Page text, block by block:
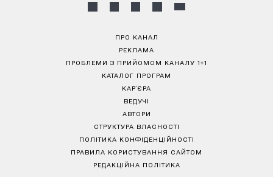
ПРО КАНАЛ
РЕКЛАМА
ПРОБЛЕМИ З ПРИЙОМОМ КАНАЛУ 1+1
КАТАЛОГ ПРОГРАМ
КАР’ЄРА
ВЕДУЧІ
АВТОРИ
СТРУКТУРА ВЛАСНОСТІ
ПОЛІТИКА КОНФІДЕНЦІЙНОСТІ
ПРАВИЛА КОРИСТУВАННЯ САЙТОМ
РЕДАКЦІЙНА ПОЛІТИКА